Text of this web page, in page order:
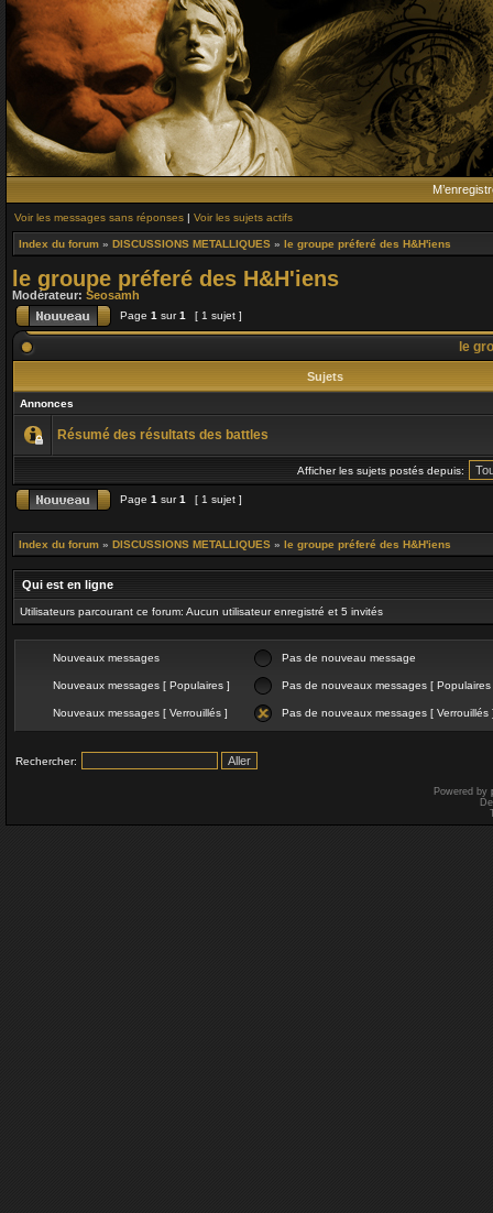
Voir les messages sans réponses | Voir les sujets actifs
Index du forum » DISCUSSIONS METALLIQUES » le groupe préferé des H&H'iens
le groupe préferé des H&H'iens
Modérateur: Seosamh
Page 1 sur1 [ 1 sujet ]
le
Sujets
Annonces
Résumé des résultats des battles
Afficher les sujets postés depuis:
Page 1 sur1 [ 1 sujet ]
Index du forum » DISCUSSIONS METALLIQUES » le groupe préferé des H&H'iens
Qui est en ligne
Utilisateurs parcourant ce forum: Aucun utilisateur enregistré et 5 invités
Nouveaux messages Pas de nouveau message
Nouveaux messages [ Populaires ] Pas de nouveaux messages [ Populaires
Nouveaux messages [ Verrouillés ] Pas de nouveaux messages [ Verrouillés
Rechercher:
Powered by